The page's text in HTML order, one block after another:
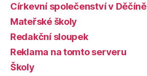
Církevní společenství v Děčíně
Mateřské školy
Redakční sloupek
Reklama na tomto serveru
Školy